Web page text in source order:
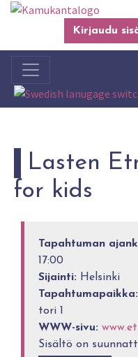
Kirjaudu
Lasten
for kids
Tapahtuman
17:00
Sijainti: Helsinki
Tapahtumapaikka:
tori 1
WWW-sivu:
Sisältö on